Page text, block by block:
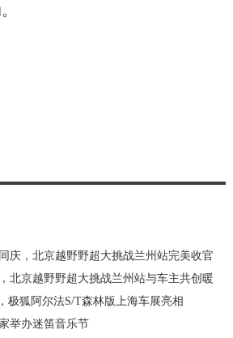
庆，北京越野野超大挑战兰州站完美收官
北京越野野超大挑战兰州站与车主共创暖
极狐阿尔法S/T森林版上海车展亮相
举办迷笛音乐节